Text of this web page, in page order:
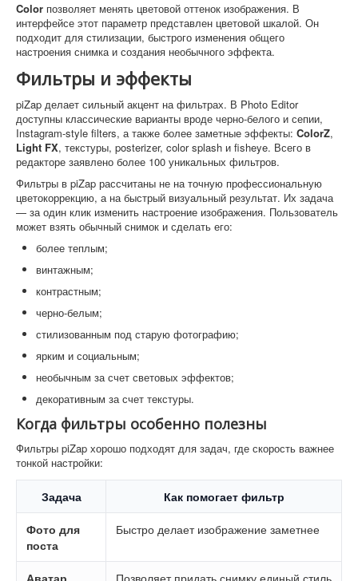
Color позволяет менять цветовой оттенок изображения. В
интерфейсе этот параметр представлен цветовой шкалой. Он
подходит для стилизации, быстрого изменения общего
настроения снимка и создания необычного эффекта.
Фильтры и эффекты
piZap делает сильный акцент на фильтрах. В Photo Editor
доступны классические варианты вроде черно-белого и сепии,
Instagram-style filters, а также более заметные эффекты: ColorZ,
Light FX, текстуры, posterizer, color splash и fisheye. Всего в
редакторе заявлено более 100 уникальных фильтров.
Фильтры в piZap рассчитаны не на точную профессиональную
цветокоррекцию, а на быстрый визуальный результат. Их задача
— за один клик изменить настроение изображения. Пользователь
может взять обычный снимок и сделать его:
более теплым;
винтажным;
контрастным;
черно-белым;
стилизованным под старую фотографию;
ярким и социальным;
необычным за счет световых эффектов;
декоративным за счет текстуры.
Когда фильтры особенно полезны
Фильтры piZap хорошо подходят для задач, где скорость важнее
тонкой настройки:
Задача Как помогает фильтр
Фото для
поста
Быстро делает изображение заметнее